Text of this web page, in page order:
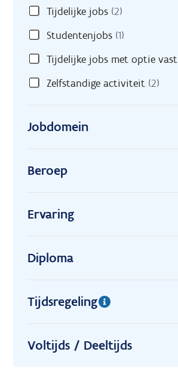
Tijdelijke jobs (2)
Studentenjobs (1)
Tijdelijke jobs met optie vast
Zelfstandige activiteit (2)
Jobdomein
Beroep
Ervaring
Diploma
Tijdsregeling
Voltijds / Deeltijds